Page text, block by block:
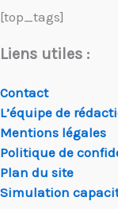
[top_tags]
Liens utiles :
Contact
L’équipe de
Mentions légales
Politique de
Plan du site
Simulation